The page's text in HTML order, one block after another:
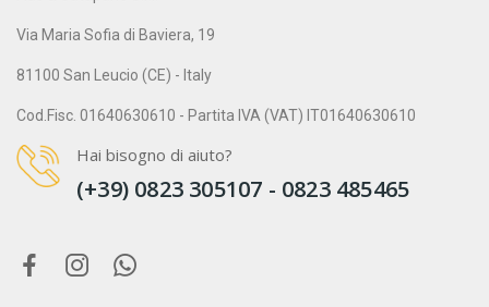
Via Maria Sofia di Baviera, 19
81100 San Leucio (CE) - Italy
Cod.Fisc. 01640630610 - Partita IVA (VAT) IT01640630610
Hai bisogno di aiuto?
(+39) 0823 305107 - 0823 485465